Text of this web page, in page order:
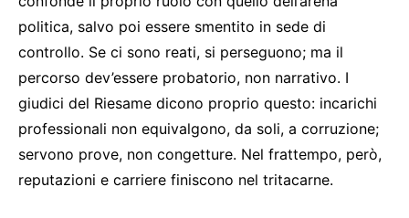
politica, salvo poi essere smentito in sede di
controllo. Se ci sono reati, si perseguono; ma il
percorso dev’essere probatorio, non narrativo. I
giudici del Riesame dicono proprio questo: incarichi
professionali non equivalgono, da soli, a corruzione;
servono prove, non congetture. Nel frattempo, però,
reputazioni e carriere finiscono nel tritacarne.